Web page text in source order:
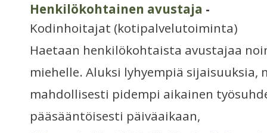
Henkilökohtainen avustaja -
Kodinhoitajat (kotipalvelutoiminta)
Haetaan henkilökohtaista avustajaa
miehelle. Aluksi lyhyempiä sijaisuuksia,
mahdollisesti pidempi aikainen
pääsääntöisesti päiväaikaan,